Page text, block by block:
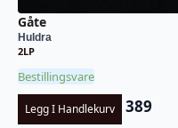
Gåte
Huldra
2LP
Bestillingsvare
Legg I Handlekurv 389